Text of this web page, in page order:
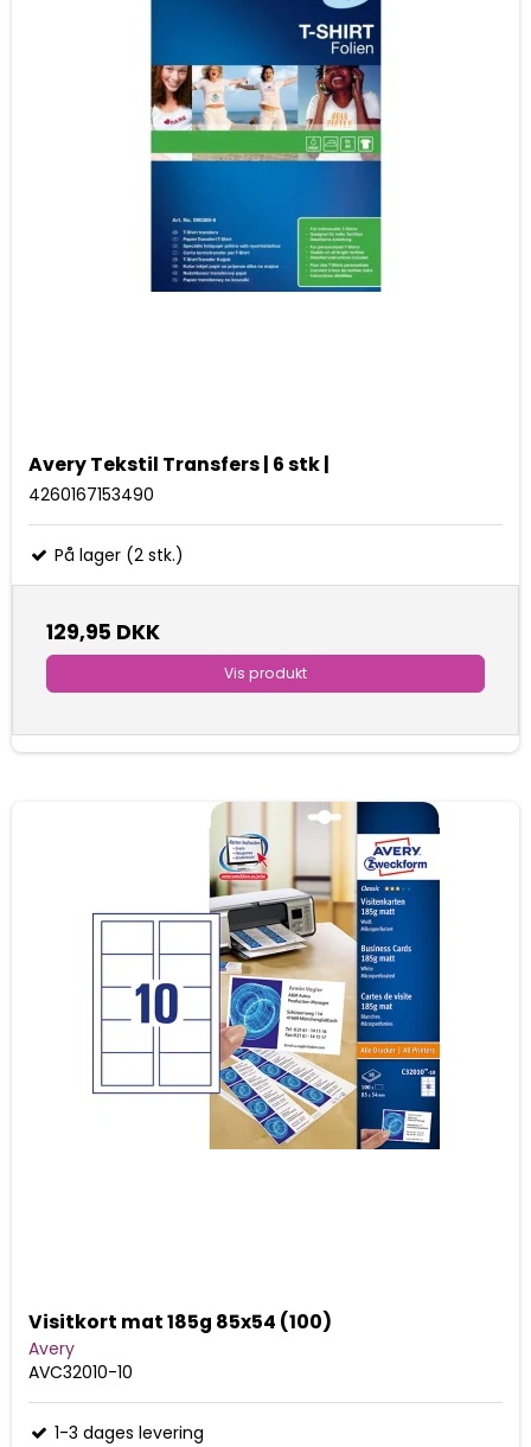
Avery Tekstil Transfers | 6 stk |
4260167153490
På lager (2 stk.)
129,95 DKK
Vis produkt
Visitkort mat 185g 85x54 (100)
Avery
AVC32010-10
1-3 dages levering